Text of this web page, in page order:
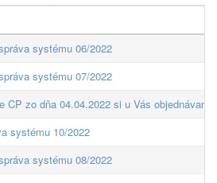
systému 06/2022
systému 07/2022
CP zo dňa 04.04.2022 si u Vás
systému 10/2022
systému 08/2022